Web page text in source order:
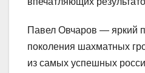
Павел Овчаров — яркий
поколения шахматных
из самых успешных